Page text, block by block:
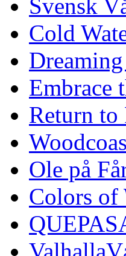
Svensk
Cold
Embrace
Return to
Ole på
Colors of